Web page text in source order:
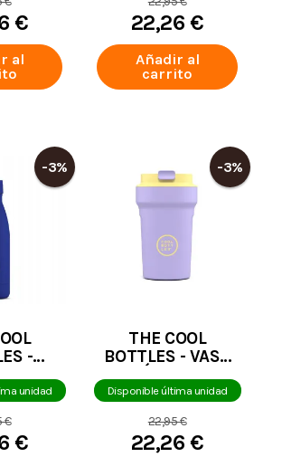
€
al
350 ML
22,26 €
Añadir al
carrito
-3%
-
AZUL
unidad
€
€
-3%
THE COOL
BOTTLES - VASO
TÉRMICO
PARADISE BALI
Disponible última unidad
22,95 €
22,26 €